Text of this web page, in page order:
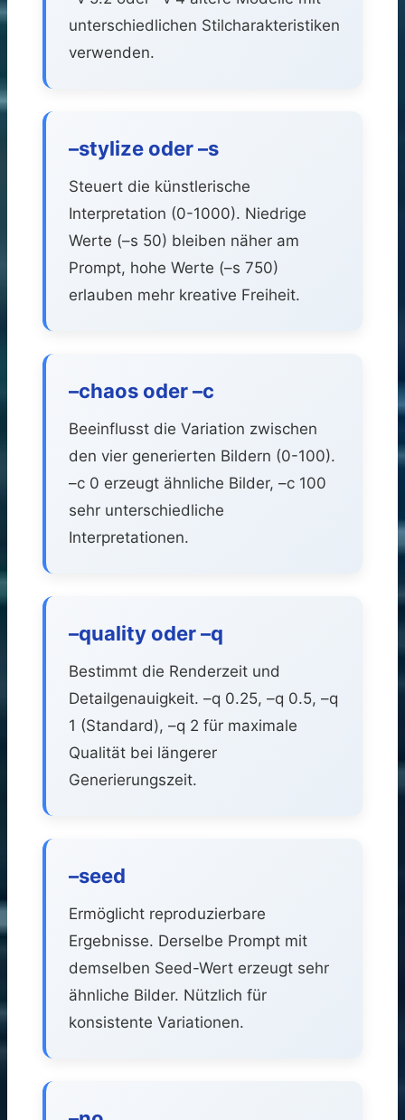
unterschiedlichen Stilcharakteristiken
verwenden.
–stylize oder –s
Steuert die künstlerische
Interpretation (0-1000). Niedrige
Werte (–s 50) bleiben näher am
Prompt, hohe Werte (–s 750)
erlauben mehr kreative Freiheit.
–chaos oder –c
Beeinflusst die Variation zwischen
den vier generierten Bildern (0-100).
–c 0 erzeugt ähnliche Bilder, –c 100
sehr unterschiedliche
Interpretationen.
–quality oder –q
Bestimmt die Renderzeit und
Detailgenauigkeit. –q 0.25, –q 0.5, –q
1 (Standard), –q 2 für maximale
Qualität bei längerer
Generierungszeit.
–seed
Ermöglicht reproduzierbare
Ergebnisse. Derselbe Prompt mit
demselben Seed-Wert erzeugt sehr
ähnliche Bilder. Nützlich für
konsistente Variationen.